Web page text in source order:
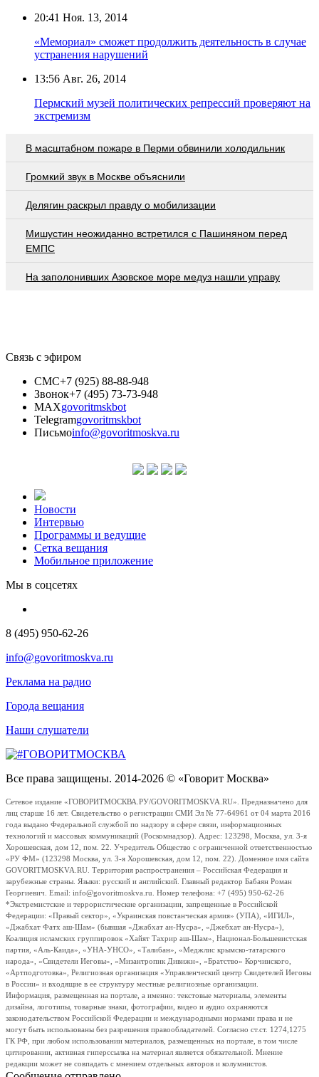
20:41 Ноя. 13, 2014
«Мемориал» сможет продолжить деятельность в случае
устранения нарушений
13:56 Авг. 26, 2014
Пермский музей политических репрессий проверяют на
экстремизм
В масштабном пожаре в Перми обвинили холодильник
Громкий звук в Москве объяснили
Делягин раскрыл правду о мобилизации
Мишустин неожиданно встретился с Пашиняном перед
ЕМПС
На заполонивших Азовское море медуз нашли управу
Связь с эфиром
СМС+7 (925) 88-88-948
Звонок+7 (495) 73-73-948
MAXgovoritmskbot
Telegramgovoritmskbot
Письмоinfo@govoritmoskva.ru
Новости
Интервью
Программы и ведущие
Сетка вещания
Мобильное приложение
Мы в соцсетях
8 (495) 950-62-26
info@govoritmoskva.ru
Реклама на радио
Города вещания
Наши слушатели
Все права защищены. 2014-2026 © «Говорит Москва»
Сетевое издание «ГОВОРИТМОСКВА.РУ/GOVORITMOSKVA.RU». Предназначено для
лиц старше 16 лет. Свидетельство о регистрации СМИ Эл № 77-64961 от 04 марта 2016
года выдано Федеральной службой по надзору в сфере связи, информационных
технологий и массовых коммуникаций (Роскомнадзор). Адрес: 123298, Москва, ул. 3-я
Хорошевская, дом 12, пом. 22. Учредитель Общество с ограниченной ответственностью
«РУ ФМ» (123298 Москва, ул. 3-я Хорошевская, дом 12, пом. 22). Доменное имя сайта
GOVORITMOSKVA.RU. Территория распространения – Российская Федерация и
зарубежные страны. Языки: русский и английский. Главный редактор Бабаян Роман
Георгиевич. Email: info@govoritmoskva.ru. Номер телефона: +7 (495) 950-62-26
*Экстремистские и террористические организации, запрещенные в Российской
Федерации: «Правый сектор», «Украинская повстанческая армия» (УПА), «ИГИЛ»,
«Джабхат Фатх аш-Шам» (бывшая «Джабхат ан-Нусра», «Джебхат ан-Нусра»),
Коалиция исламских группировок «Хайят Тахрир аш-Шам», Национал-Большевистская
партия, «Аль-Каида», «УНА-УНСО», «Талибан», «Меджлис крымско-татарского
народа», «Свидетели Иеговы», «Мизантропик Дивижн», «Братство» Корчинского,
«Артподготовка», Религиозная организация «Управленческий центр Свидетелей Иеговы
в России» и входящие в ее структуру местные религиозные организации.
Информация, размещенная на портале, а именно: текстовые материалы, элементы
дизайна, логотипы, товарные знаки, фотографии, видео и аудио охраняются
законодательством Российской Федерации и международными нормами права и не
могут быть использованы без разрешения правообладателей. Согласно ст.ст. 1274,1275
ГК РФ, при любом использовании материалов, размещенных на портале, в том числе
цитировании, активная гиперссылка на материал является обязательной. Мнение
редакции может не совпадать с мнением отдельных авторов и колумнистов.